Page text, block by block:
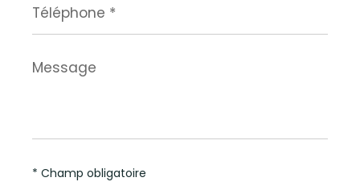
*
Message
*
* Champ obligatoire